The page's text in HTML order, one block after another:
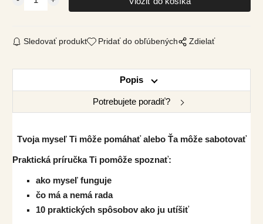
Sledovať produkt Pridať do obľúbených Zdielať
Popis
Potrebujete poradiť?
Tvoja myseľ Ti môže pomáhať alebo Ťa môže sabotovať
Praktická príručka Ti pomôže spoznať:
ako myseľ funguje
čo má a nemá rada
10 praktických spôsobov ako ju utíšiť